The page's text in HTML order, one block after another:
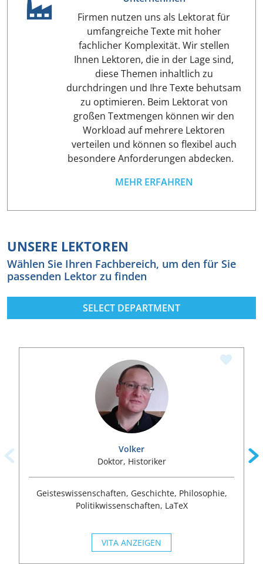
Firmen nutzen uns als Lektorat für
umfangreiche Texte mit hoher
fachlicher Komplexität. Wir stellen
Ihnen Lektoren, die in der Lage sind,
diese Themen inhaltlich zu
durchdringen und Ihre Texte behutsam
zu optimieren. Beim Lektorat von
großen Textmengen können wir den
Workload auf mehrere Lektoren
verteilen und können so flexibel auch
besondere Anforderungen abdecken.
MEHR ERFAHREN
UNSERE LEKTOREN
Wählen Sie Ihren Fachbereich, um den für Sie
passenden Lektor zu finden
SELECT DEPARTMENT
Volker
Doktor, Historiker
Geisteswissenschaften, Geschichte, Philosophie,
Politikwissenschaften, LaTeX
VITA ANZEIGEN